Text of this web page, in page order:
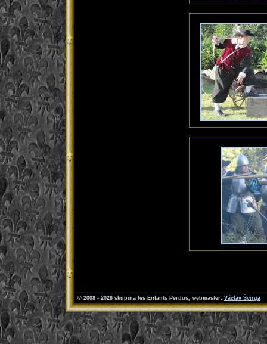
© 2008 - 2026 skupina les Enfants Perdus , webmaster: Václav Švirga